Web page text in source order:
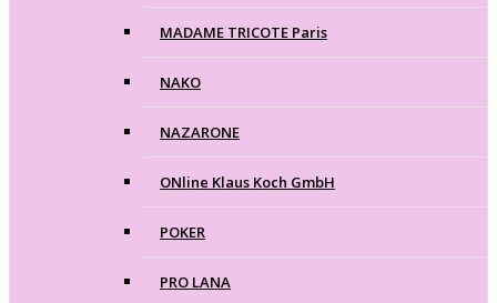
MADAME TRICOTE Paris
NAKO
NAZARONE
ONline Klaus Koch GmbH
POKER
PRO LANA